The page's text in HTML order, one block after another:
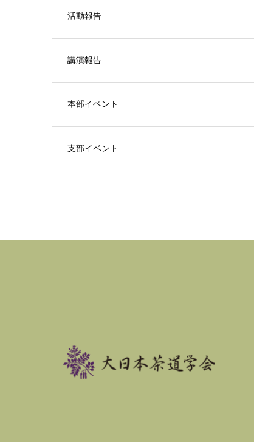
活動報告
講演報告
本部イベント
支部イベント